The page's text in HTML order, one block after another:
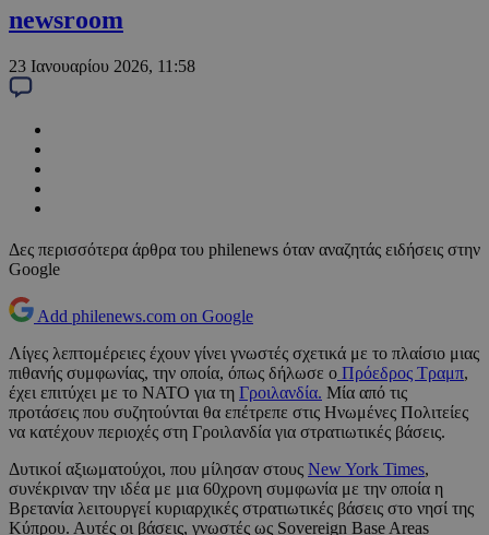
newsroom
23 Ιανουαρίου 2026, 11:58
Δες περισσότερα άρθρα του philenews όταν αναζητάς ειδήσεις στην
Google
Add philenews.com on Google
Λίγες λεπτομέρειες έχουν γίνει γνωστές σχετικά με το πλαίσιο μιας
πιθανής συμφωνίας, την οποία, όπως δήλωσε ο Πρόεδρος Τραμπ,
έχει επιτύχει με το ΝΑΤΟ για τη Γροιλανδία. Μία από τις
προτάσεις που συζητούνται θα επέτρεπε στις Ηνωμένες Πολιτείες
να κατέχουν περιοχές στη Γροιλανδία για στρατιωτικές βάσεις.
Δυτικοί αξιωματούχοι, που μίλησαν στους New York Times,
συνέκριναν την ιδέα με μια 60χρονη συμφωνία με την οποία η
Βρετανία λειτουργεί κυριαρχικές στρατιωτικές βάσεις στο νησί της
Κύπρου. Αυτές οι βάσεις, γνωστές ως Sovereign Base Areas